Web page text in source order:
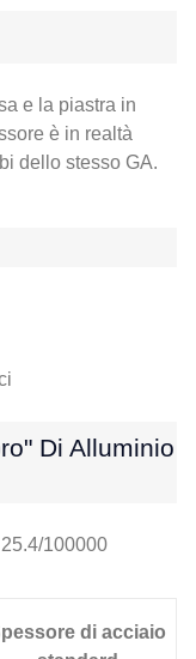
e la piastra in
è in realtà
dello stesso GA.
Di Alluminio
100000
di acciaio